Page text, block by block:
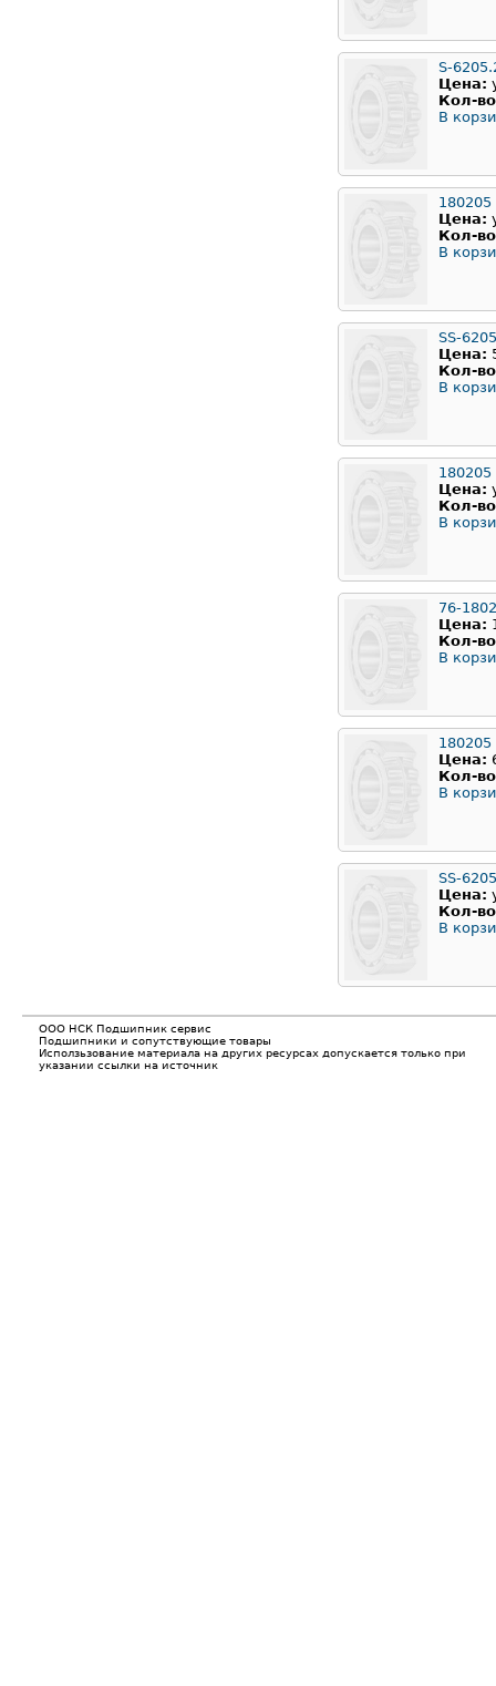
S-
Цена:
Кол-
В
180205
Цена:
Кол-
В
SS-
Цена:
Кол-
В
180205
Цена:
Кол-
В
76-
Цена:
Кол-
В
180205
Цена:
Кол-
В
SS-
Цена:
Кол-
В
ООО НСК Подшипник сервис
Подшипники и сопутствующие товары
Исползьзование материала на других ресурсах допускается только при
указании ссылки на источник